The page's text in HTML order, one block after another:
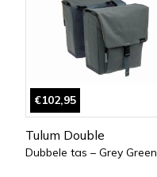
€102,95
Tulum Double
Dubbele tas – Grey Green